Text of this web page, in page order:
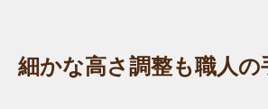
細かな高さ調整も職人の